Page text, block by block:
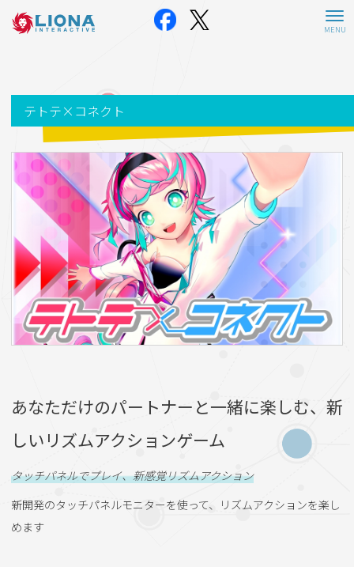
テトテ×コネクト
あなただけのパートナーと一緒に楽しむ、新
しいリズムアクションゲーム
タッチパネルでプレイ、新感覚リズムアクション
新開発のタッチパネルモニターを使って、リズムアクションを楽し
めます